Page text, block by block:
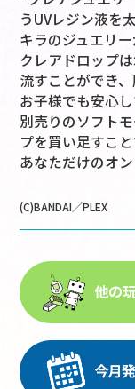
うUVレジン液を
キラのジュエリ
クレアドロップ
流すことができ
お子様でも安心
別売りのソフト
プを買い足すこ
あなただけのオ
(C)BANDAI／PLEX